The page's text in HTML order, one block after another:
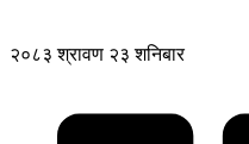
२०८३ श्रावण २३ शनिबार